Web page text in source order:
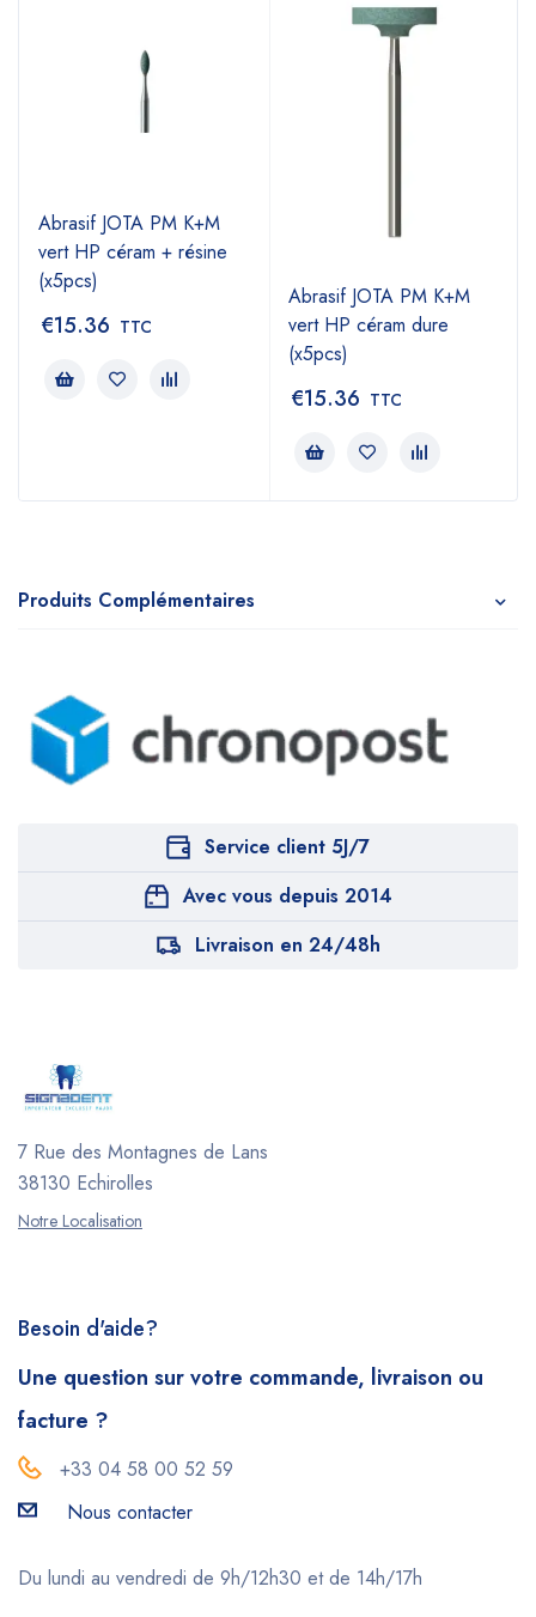
Abrasif JOTA PM K+M
vert HP céram + résine
(x5pcs)
€15.36 TTC
Abrasif JOTA PM K+M
vert HP céram dure
(x5pcs)
€15.36 TTC
Produits Complémentaires
Service client 5J/7
Avec vous depuis 2014
Livraison en 24/48h
7 Rue des Montagnes de Lans
38130 Echirolles
Notre Localisation
Besoin d'aide?
Une question sur votre commande, livraison ou
facture ?
+33 04 58 00 52 59
Nous contacter
Du lundi au vendredi de 9h/12h30 et de 14h/17h